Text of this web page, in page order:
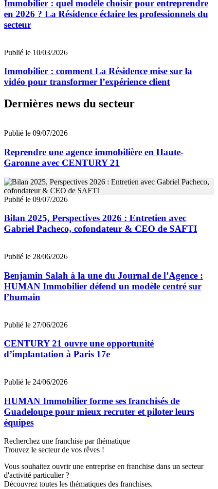
Immobilier : quel modèle choisir pour entreprendre
en 2026 ? La Résidence éclaire les professionnels du
secteur
Publié le 10/03/2026
Immobilier : comment La Résidence mise sur la
vidéo pour transformer l’expérience client
Dernières news du secteur
Publié le 09/07/2026
Reprendre une agence immobilière en Haute-
Garonne avec CENTURY 21
Publié le 09/07/2026
Bilan 2025, Perspectives 2026 : Entretien avec
Gabriel Pacheco, cofondateur & CEO de SAFTI
Publié le 28/06/2026
Benjamin Salah à la une du Journal de l’Agence :
HUMAN Immobilier défend un modèle centré sur
l’humain
Publié le 27/06/2026
CENTURY 21 ouvre une opportunité
d’implantation à Paris 17e
Publié le 24/06/2026
HUMAN Immobilier forme ses franchisés de
Guadeloupe pour mieux recruter et piloter leurs
équipes
Recherchez une franchise par thématique
Trouvez le secteur de vos rêves !
Vous souhaitez ouvrir une entreprise en franchise dans un secteur
d'activité particulier ?
Découvrez toutes les thématiques des franchises.